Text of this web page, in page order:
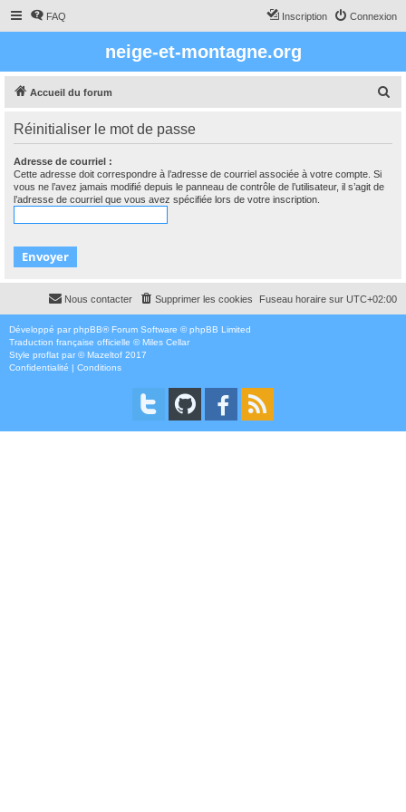
FAQ Connexion
Inscription
neige-et-montagne.org
Accueil du forum
Réinitialiser le mot de passe
Adresse de courriel :
Cette adresse doit correspondre à l’adresse de courriel associée à votre compte. Si
vous ne l’avez jamais modifié depuis le panneau de contrôle de l’utilisateur, il s’agit de
l’adresse de courriel que vous avez spécifiée lors de votre inscription.
Fuseau horaire sur UTC+02:00
Supprimer les cookies
Nous contacter
Développé par phpBB® Forum Software © phpBB Limited
Traduction française officielle ©Miles Cellar
Style proflat par ©Mazeltof 2017
Confidentialité | Conditions